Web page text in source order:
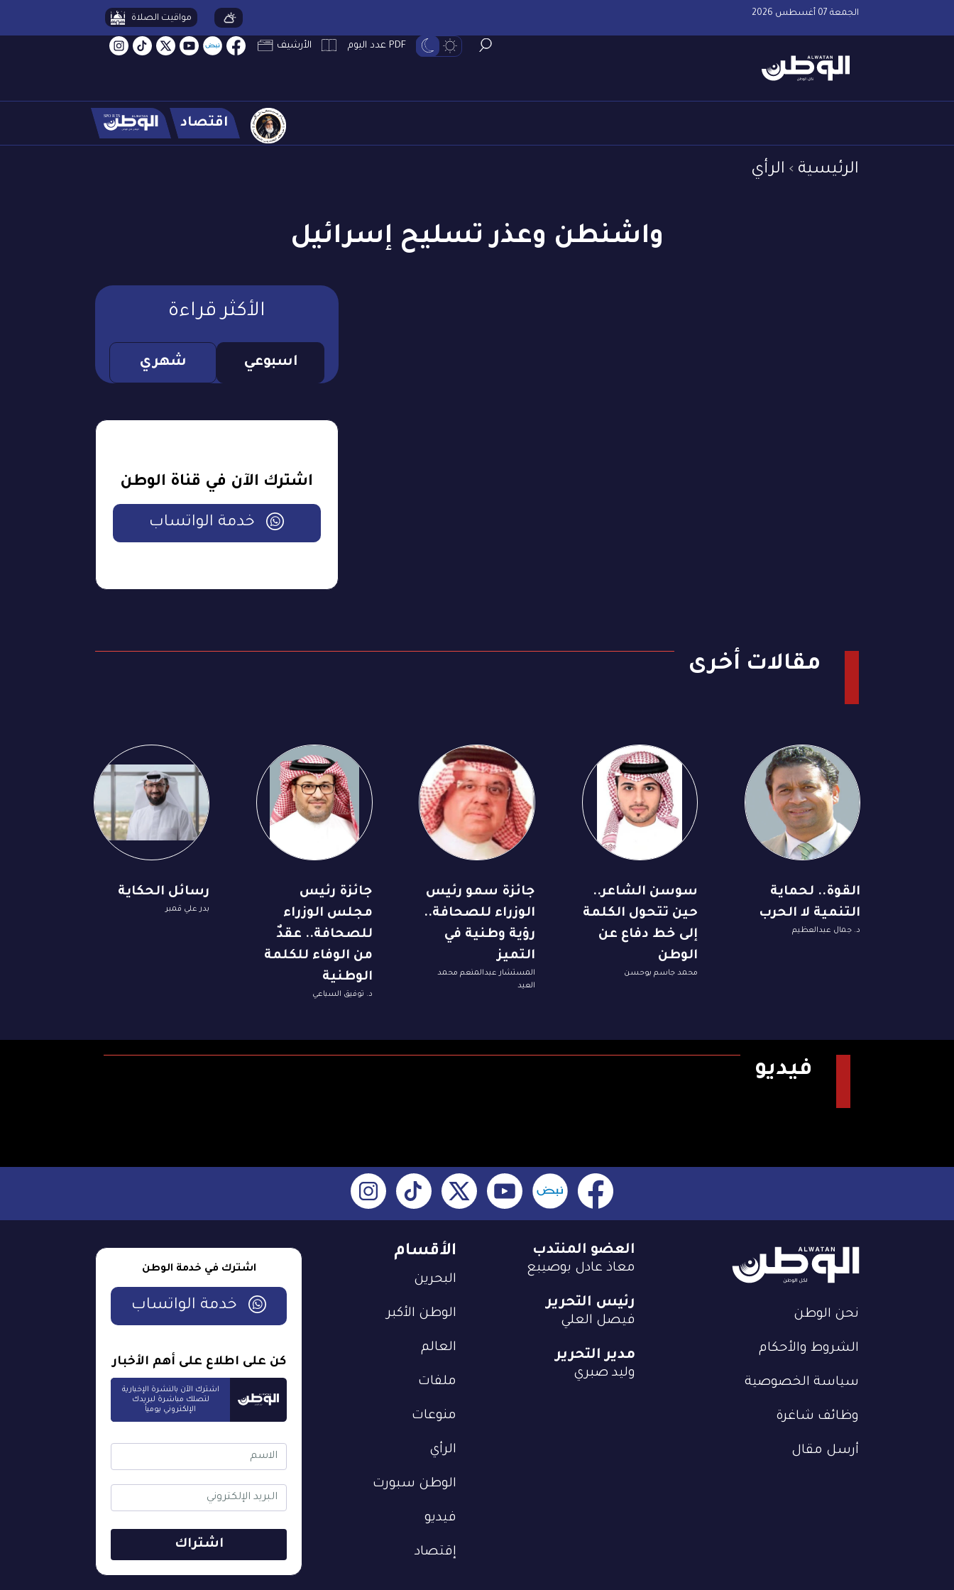
الجمعة 07 أغسطس 2026 مواقيت الصلاة
PDF عدد اليوم الأرشيف
اقتصاد
الرئيسية الرأي
واشنطن وعذر تسليح إسرائيل
الأكثر قراءة
اسبوعي شهري
اشترك الآن في قناة الوطن
خدمة الواتساب
مقالات أخرى
القوة.. لحماية
التنمية لا الحرب
د. جمال عبدالعظيم
سوسن الشاعر..
حين تتحول الكلمة
إلى خط دفاع عن
الوطن
محمد جاسم بوحسن
جائزة سمو رئيس
الوزراء للصحافة..
رؤية وطنية في
التميز
المستشار عبدالمنعم محمد
العيد
جائزة رئيس
مجلس الوزراء
للصحافة.. عقدٌ
من الوفاء للكلمة
الوطنية
د. توفيق السباعي
رسائل الحكاية
بدر علي قمبر
فيديو
نحن الوطن
الشروط والأحكام
سياسة الخصوصية
وظائف شاغرة
أرسل مقال
الأقسام
البحرين
الوطن الأكبر
العالم
ملفات
منوعات
الرأي
الوطن سبورت
فيديو
إقتصاد
العضو المنتدب
معاذ عادل بوصيبع
رئيس التحرير
فيصل العلي
مدير التحرير
وليد صبري
اشترك في خدمة الوطن
خدمة الواتساب
كن على اطلاع على أهم الأخبار
اشترك الآن بالنشرة الإخبارية
لتصلك مباشرة لبريدك
الإلكتروني يومياً
اشتراك